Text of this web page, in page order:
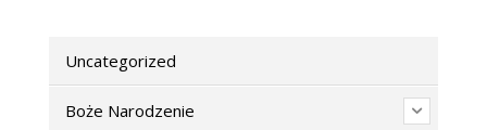
Uncategorized
Boże Narodzenie